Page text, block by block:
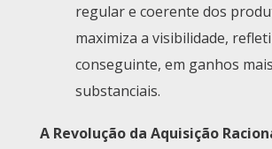
regular e coerente dos
maximiza a visibilidade,
conseguinte, em ganhos mais
substanciais.
A Revolução da Aquisição